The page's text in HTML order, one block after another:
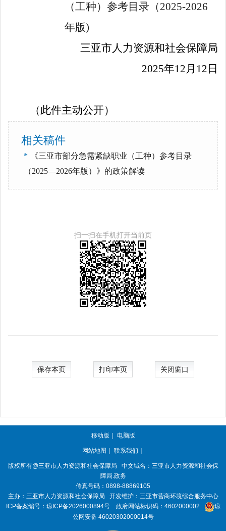
（工种）参考目录（2025-2026
年版)
三亚市人力资源和社会保障局
2025年12月12日
（此件主动公开）
相关稿件
*
《三亚市部分急需紧缺职业（工种）参考目录
（2025—2026年版）》的政策解读
扫一扫在手机打开当前页
保存本页 打印本页 关闭窗口
移动版 电脑版
网站地图 联系我们
版权所有@三亚市人力资源和社会保障局
中文域名：三亚市人力资源和社会保
障局.政务
传真号码：0898-88869105
主办：三亚市人力资源和社会保障局
开发维护：三亚市营商环境综合服务中心
ICP备案编号： 琼ICP备2026000894号 政府网站标识码： 4602000002
琼
公网安备 46020302000014号